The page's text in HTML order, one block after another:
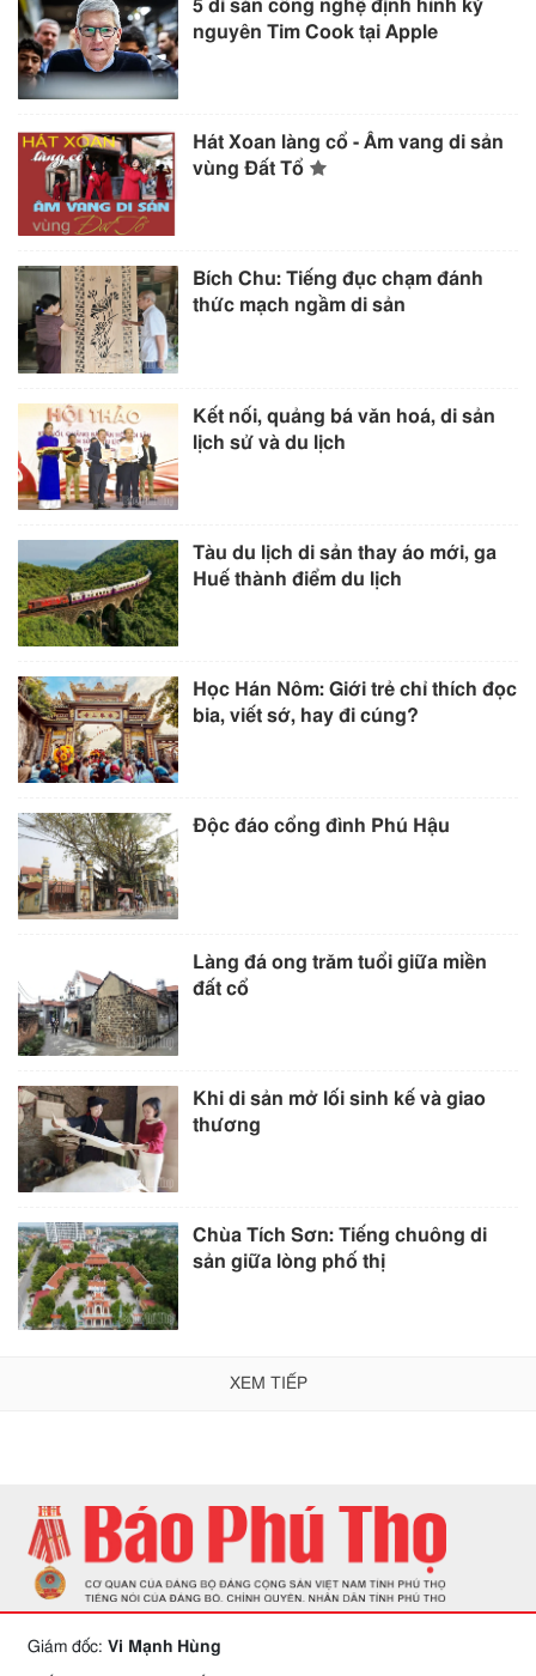
5 di sản công nghệ định hình kỷ
nguyên Tim Cook tại Apple
Hát Xoan làng cổ - Âm vang di sản
vùng Đất Tổ
Bích Chu: Tiếng đục chạm đánh
thức mạch ngầm di sản
Kết nối, quảng bá văn hoá, di sản
lịch sử và du lịch
Tàu du lịch di sản thay áo mới, ga
Huế thành điểm du lịch
Học Hán Nôm: Giới trẻ chỉ thích đọc
bia, viết sớ, hay đi cúng?
Độc đáo cổng đình Phú Hậu
Làng đá ong trăm tuổi giữa miền
đất cổ
Khi di sản mở lối sinh kế và giao
thương
Chùa Tích Sơn: Tiếng chuông di
sản giữa lòng phố thị
XEM TIẾP
Giám đốc: Vi Mạnh Hùng